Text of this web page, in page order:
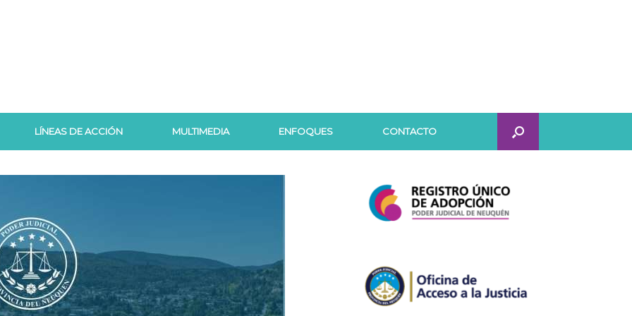
LÍNEAS DE ACCIÓN MULTIMEDIA ENFOQUES CONTACTO